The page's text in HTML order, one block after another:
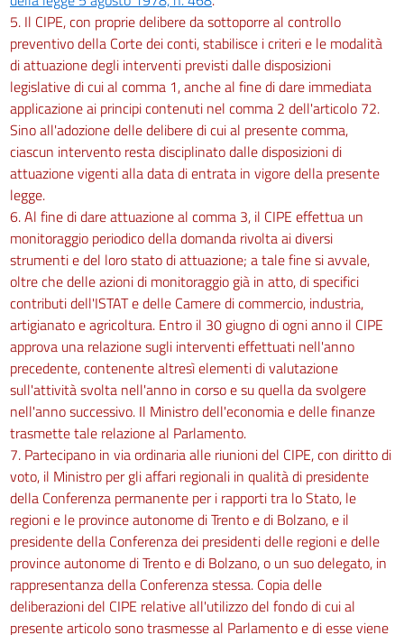
5. Il CIPE, con proprie delibere da sottoporre al controllo
preventivo della Corte dei conti, stabilisce i criteri e le modalità
di attuazione degli interventi previsti dalle disposizioni
legislative di cui al comma 1, anche al fine di dare immediata
applicazione ai principi contenuti nel comma 2 dell'articolo 72.
Sino all'adozione delle delibere di cui al presente comma,
ciascun intervento resta disciplinato dalle disposizioni di
attuazione vigenti alla data di entrata in vigore della presente
legge.
6. Al fine di dare attuazione al comma 3, il CIPE effettua un
monitoraggio periodico della domanda rivolta ai diversi
strumenti e del loro stato di attuazione; a tale fine si avvale,
oltre che delle azioni di monitoraggio già in atto, di specifici
contributi dell'ISTAT e delle Camere di commercio, industria,
artigianato e agricoltura. Entro il 30 giugno di ogni anno il CIPE
approva una relazione sugli interventi effettuati nell'anno
precedente, contenente altresì elementi di valutazione
sull'attività svolta nell'anno in corso e su quella da svolgere
nell'anno successivo. Il Ministro dell'economia e delle finanze
trasmette tale relazione al Parlamento.
7. Partecipano in via ordinaria alle riunioni del CIPE, con diritto di
voto, il Ministro per gli affari regionali in qualità di presidente
della Conferenza permanente per i rapporti tra lo Stato, le
regioni e le province autonome di Trento e di Bolzano, e il
presidente della Conferenza dei presidenti delle regioni e delle
province autonome di Trento e di Bolzano, o un suo delegato, in
rappresentanza della Conferenza stessa. Copia delle
deliberazioni del CIPE relative all'utilizzo del fondo di cui al
presente articolo sono trasmesse al Parlamento e di esse viene